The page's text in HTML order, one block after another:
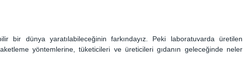
bir dünya yaratılabileceğinin farkındayız. Peki laboratuvarda üretilen
yöntemlerine, tüketicileri ve üreticileri gıdanın geleceğinde neler